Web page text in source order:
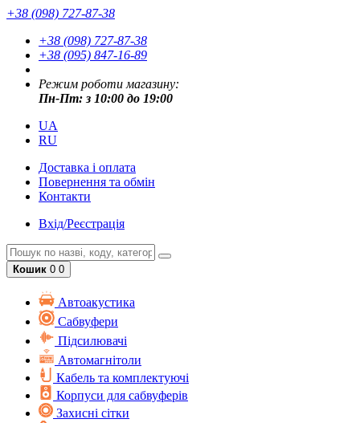
+38 (098) 727-87-38
+38 (098) 727-87-38
+38 (095) 847-16-89
Режим роботи магазину:
Пн-Пт: з 10:00 до 19:00
UA
RU
Доставка і оплата
Повернення та обмін
Контакти
Вхід/Реєстрація
Кошик 0 0
Автоакустика
Cабвуфери
Підсилювачі
Автомагнітоли
Кабель та комплектуючі
Корпуси для сабвуферів
Захисні сітки